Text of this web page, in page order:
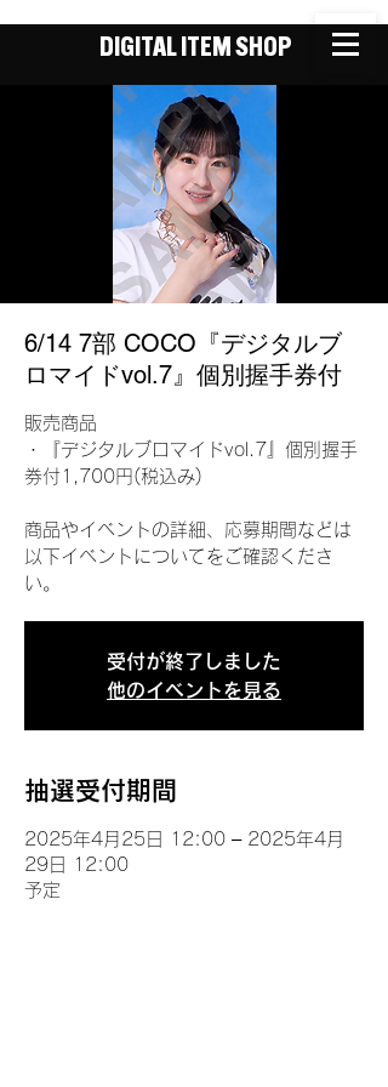
DIGITAL ITEM SHOP
6/14 7部 COCO『デジタルブ
ロマイドvol.7』個別握手券付
販売商品
・『デジタルブロマイドvol.7』個別握手
券付1,700円(税込み)
商品やイベントの詳細、応募期間などは
以下イベントについてをご確認くださ
い。
受付が終了しました
他のイベントを見る
抽選受付期間
2025年4月25日 12:00 – 2025年4月
29日 12:00
予定